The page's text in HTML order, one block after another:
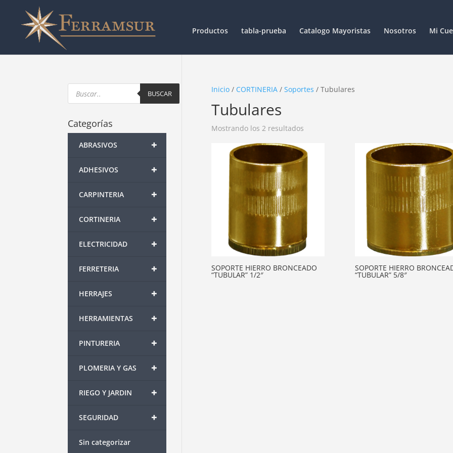
Productos tabla-prueba Catalogo Mayoristas Nosotros Mi
Inicio/ CORTINERIA/ Soportes / Tubulares
Tubulares
Mostrando los 2 resultados
SOPORTE HIERRO BRONCEADO
“TUBULAR” 1/2″
SOPORTE HIERRO
“TUBULAR” 5/8″
Products
search BUSCAR
Categorías
+
ABRASIVOS
+
ADHESIVOS
+
CARPINTERIA
+
CORTINERIA
+
ELECTRICIDAD
+
FERRETERIA
+
HERRAJES
+
HERRAMIENTAS
+
PINTURERIA
+
PLOMERIA Y GAS
+
RIEGO Y JARDIN
+
SEGURIDAD
Sin categorizar